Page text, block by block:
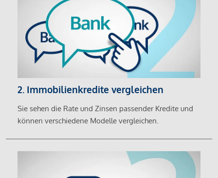
2. Immobilienkredite vergleichen
Sie sehen die Rate und Zinsen passender Kredite und
können verschiedene Modelle vergleichen.